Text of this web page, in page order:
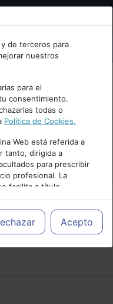
Cancelar
de terceros para
nuestros
para el
consentimiento.
todas o
Política de Cookies.
Web está referida a
tanto, dirigida a
para prescribir
profesional. La
facilita a título
de los
y decidir, en
adecuado a lasAcepto